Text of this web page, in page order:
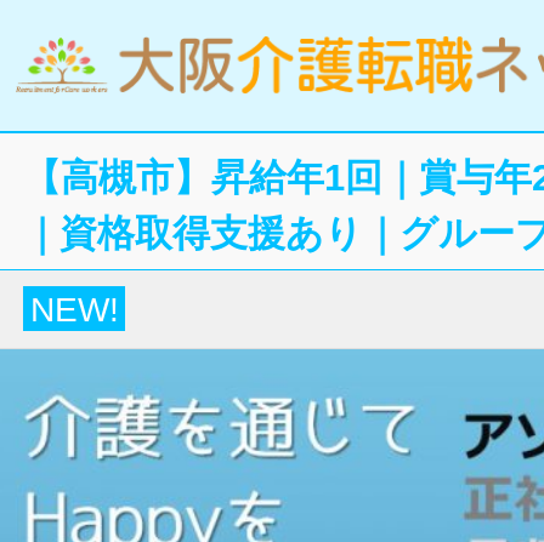
【高槻市】昇給年1回｜賞与
｜資格取得支援あり｜グルー
NEW!